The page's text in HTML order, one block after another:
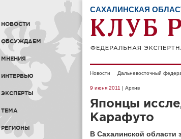
НОВОСТИ
ОБСУЖДАЕМ
МНЕНИЯ
ИНТЕРВЬЮ
ЭКСПЕРТЫ
ТЕМА
РЕГИОНЫ
САХАЛИНСКАЯ
Новости Дальневосточный
9 июня 2011 | Архив
Японцы
Карафуто
В Сахалинской области